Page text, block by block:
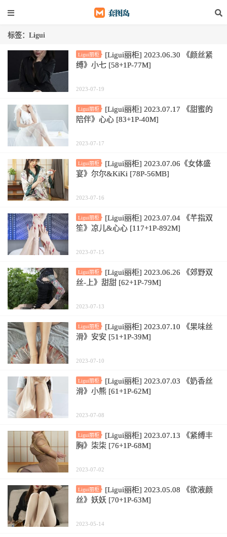
标签：Ligui
Ligui丽柜
[Ligui丽柜] 2023.06.30 《颜丝紧
缚》小七 [58+1P-77M]
2023-07-19
Ligui丽柜
[Ligui丽柜] 2023.07.17 《甜蜜的
陪伴》心心 [83+1P-40M]
2023-07-17
Ligui丽柜
[Ligui丽柜] 2023.07.06《女体盛
宴》尔尔&KiKi [78P-56MB]
2023-07-16
Ligui丽柜
[Ligui丽柜] 2023.07.04 《芊指双
笙》凉儿&心心 [117+1P-892M]
2023-07-15
Ligui丽柜
[Ligui丽柜] 2023.06.26 《郊野双
丝-上》甜甜 [62+1P-79M]
2023-07-13
Ligui丽柜
[Ligui丽柜] 2023.07.10 《果味丝
滑》安安 [51+1P-39M]
2023-07-10
Ligui丽柜
[Ligui丽柜] 2023.07.03 《奶香丝
滑》小熊 [61+1P-62M]
2023-07-08
Ligui丽柜
[Ligui丽柜] 2023.07.13 《紧缚丰
胸》柒柒 [76+1P-68M]
2023-07-02
Ligui丽柜
[Ligui丽柜] 2023.05.08 《欲液颜
丝》妖妖 [70+1P-63M]
2023-05-14